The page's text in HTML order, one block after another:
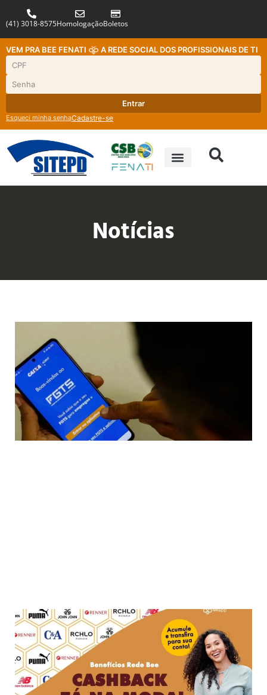
(41) 3018-8575HomologaçãoBoletos
VEM PRA BEE FENATI A REDE SOCIAL DOS PROFISSIONAIS DE TI
Entrar
Esqueci minha senhaCadastre-se
Notícias